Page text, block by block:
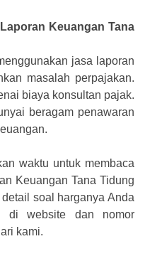
Keuangan Tana
jasa laporan
masalah perpajakan.
biaya konsultan pajak.
beragam penawaran
waktu untuk membaca
Keuangan Tana Tidung
soal harganya Anda
di website dan nomor
kami.